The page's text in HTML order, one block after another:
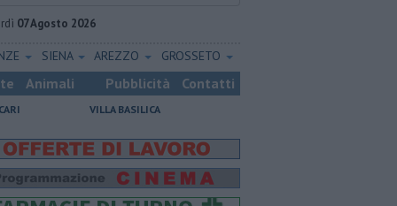
07 Agosto 2026
SIENA AREZZO GROSSETO
Animali Pubblicità Contatti
VILLA BASILICA